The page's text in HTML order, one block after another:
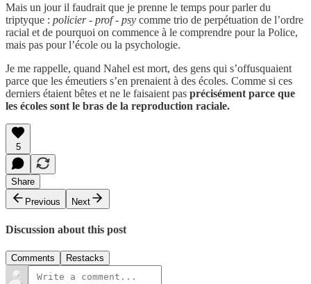
Mais un jour il faudrait que je prenne le temps pour parler du
triptyque : policier - prof - psy comme trio de perpétuation de l’ordre
racial et de pourquoi on commence à le comprendre pour la Police,
mais pas pour l’école ou la psychologie.
Je me rappelle, quand Nahel est mort, des gens qui s’offusquaient
parce que les émeutiers s’en prenaient à des écoles. Comme si ces
derniers étaient bêtes et ne le faisaient pas précisément parce que
les écoles sont le bras de la reproduction raciale.
5
Share
Previous
Next
Discussion about this post
Comments Restacks